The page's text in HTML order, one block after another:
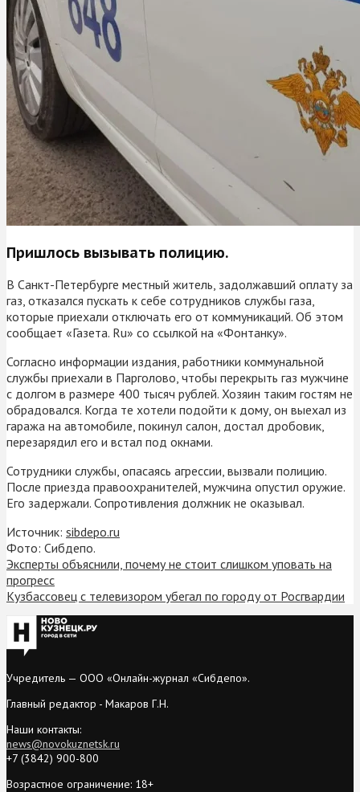
Пришлось вызывать полицию.
В Санкт-Петербурге местный житель, задолжавший оплату за
газ, отказался пускать к себе сотрудников службы газа,
которые приехали отключать его от коммуникаций. Об этом
сообщает «Газета. Ru» со ссылкой на «Фонтанку».
Согласно информации издания, работники коммунальной
службы приехали в Парголово, чтобы перекрыть газ мужчине
с долгом в размере 400 тысяч рублей. Хозяин таким гостям не
обрадовался. Когда те хотели подойти к дому, он выехал из
гаража на автомобиле, покинул салон, достал дробовик,
перезарядил его и встал под окнами.
Сотрудники службы, опасаясь агрессии, вызвали полицию.
После приезда правоохранителей, мужчина опустил оружие.
Его задержали. Сопротивления должник не оказывал.
Источник: sibdepo.ru
Фото: Сибдепо.
Эксперты объяснили, почему не стоит слишком уповать на
прогресс
Кузбассовец с телевизором убегал по городу от Росгвардии
Учредитель — ООО «Онлайн-журнал «Сибдепо».
Главный редактор - Макаров Г.Н.
Наши контакты:
news@novokuznetsk.ru
+7 (3842) 900-800
Возрастное ограничение: 18+